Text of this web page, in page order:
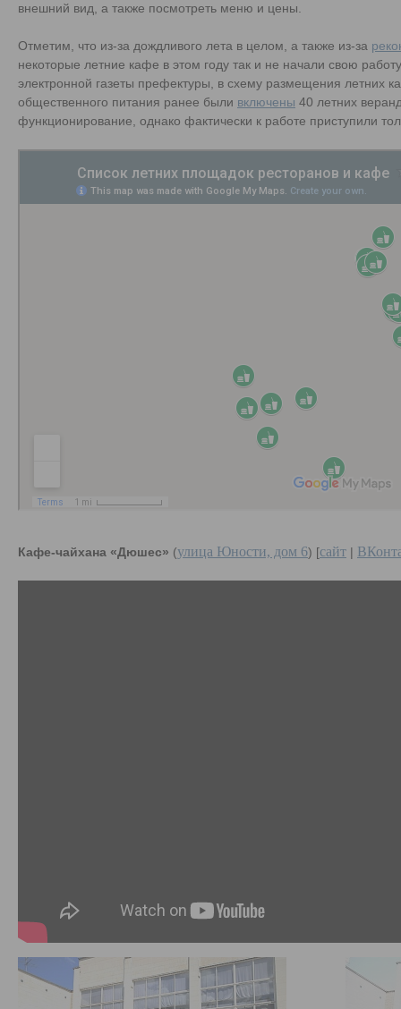
внешний вид, а также посмотреть меню и цены.
Отметим, что из-за дождливого лета в целом, а также из-за
некоторые летние кафе в этом году так и не начали свою
электронной газеты префектуры, в схему размещения летних
общественного питания ранее были включены 40 летних
функционирование, однако фактически к работе приступили
Кафе-чайхана «Дюшес» (улица Юности, дом 6) [сайт |